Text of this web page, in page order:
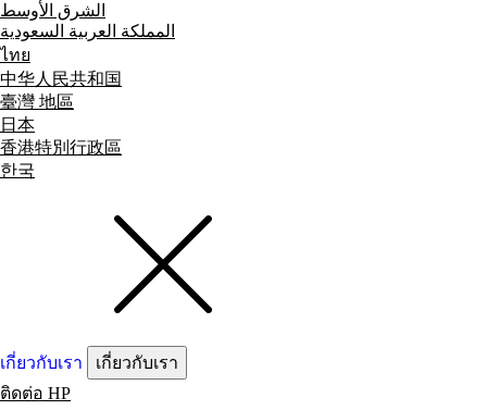
الشرق الأوسط
المملكة العربية السعودية
ไทย
中华人民共和国
臺灣 地區
日本
香港特別行政區
한국
เกี่ยวกับเรา
เกี่ยวกับเรา
ติดต่อ HP